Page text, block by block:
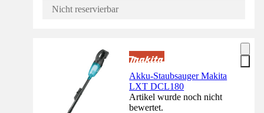
Nicht reservierbar
Akku-Staubsauger Makita
LXT DCL180
Artikel wurde noch nicht
bewertet.